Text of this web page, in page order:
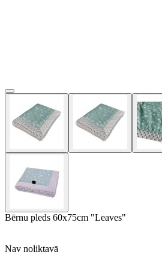
Bērnu pleds 60x75cm "Leaves"
Nav noliktavā